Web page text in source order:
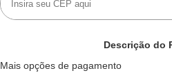
Descrição do
Mais opções de pagamento